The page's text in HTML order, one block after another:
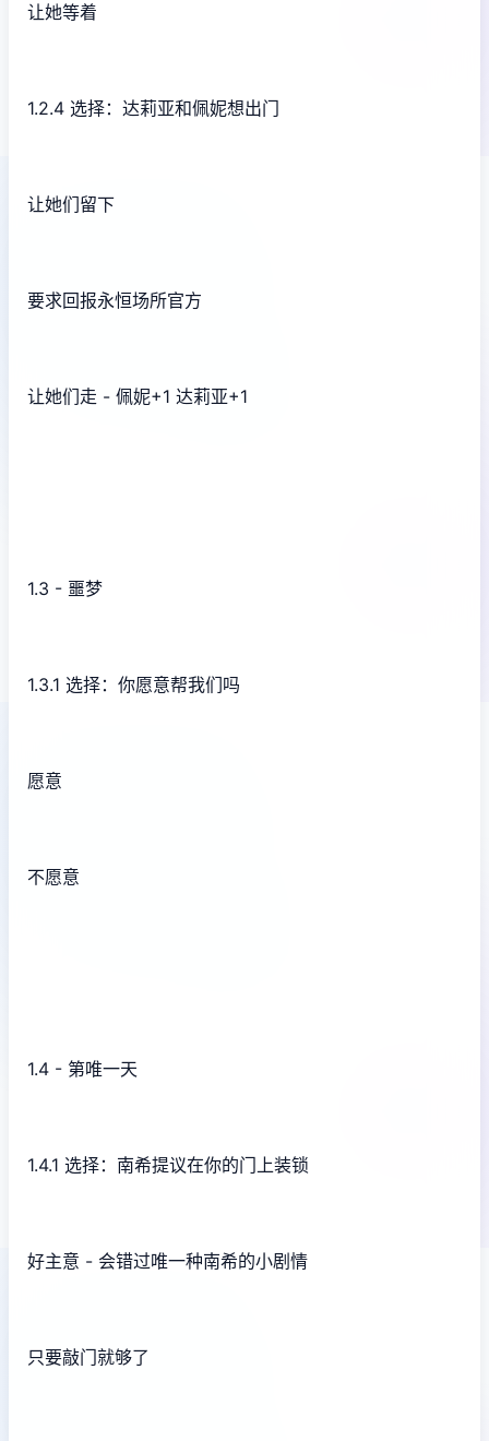
让她等着
1.2.4 选择：达莉亚和佩妮想出门
让她们留下
要求回报永恒场所官方
让她们走 - 佩妮+1 达莉亚+1
1.3 - 噩梦
1.3.1 选择：你愿意帮我们吗
愿意
不愿意
1.4 - 第唯一天
1.4.1 选择：南希提议在你的门上装锁
好主意 - 会错过唯一种南希的小剧情
只要敲门就够了